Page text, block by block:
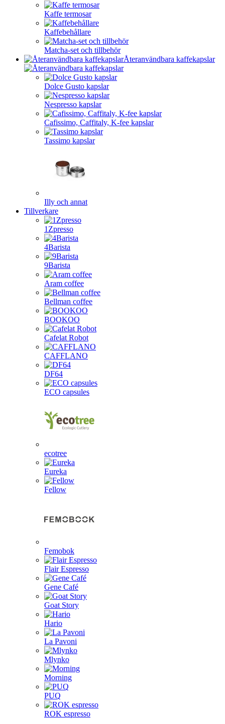
Kaffe termosar
Kaffebehållare
Matcha-set och tillbehör
Återanvändbara kaffekapslar
Dolce Gusto kapslar
Nespresso kapslar
Cafissimo, Caffitaly, K-fee kapslar
Tassimo kapslar
Illy och annat
Tillverkare
1Zpresso
4Barista
9Barista
Aram coffee
Bellman coffee
BOOKOO
Cafelat Robot
CAFFLANO
DF64
ECO capsules
ecotree
Eureka
Fellow
Femobok
Flair Espresso
Gene Café
Goat Story
Hario
La Pavoni
Mlynko
Morning
PUQ
ROK espresso